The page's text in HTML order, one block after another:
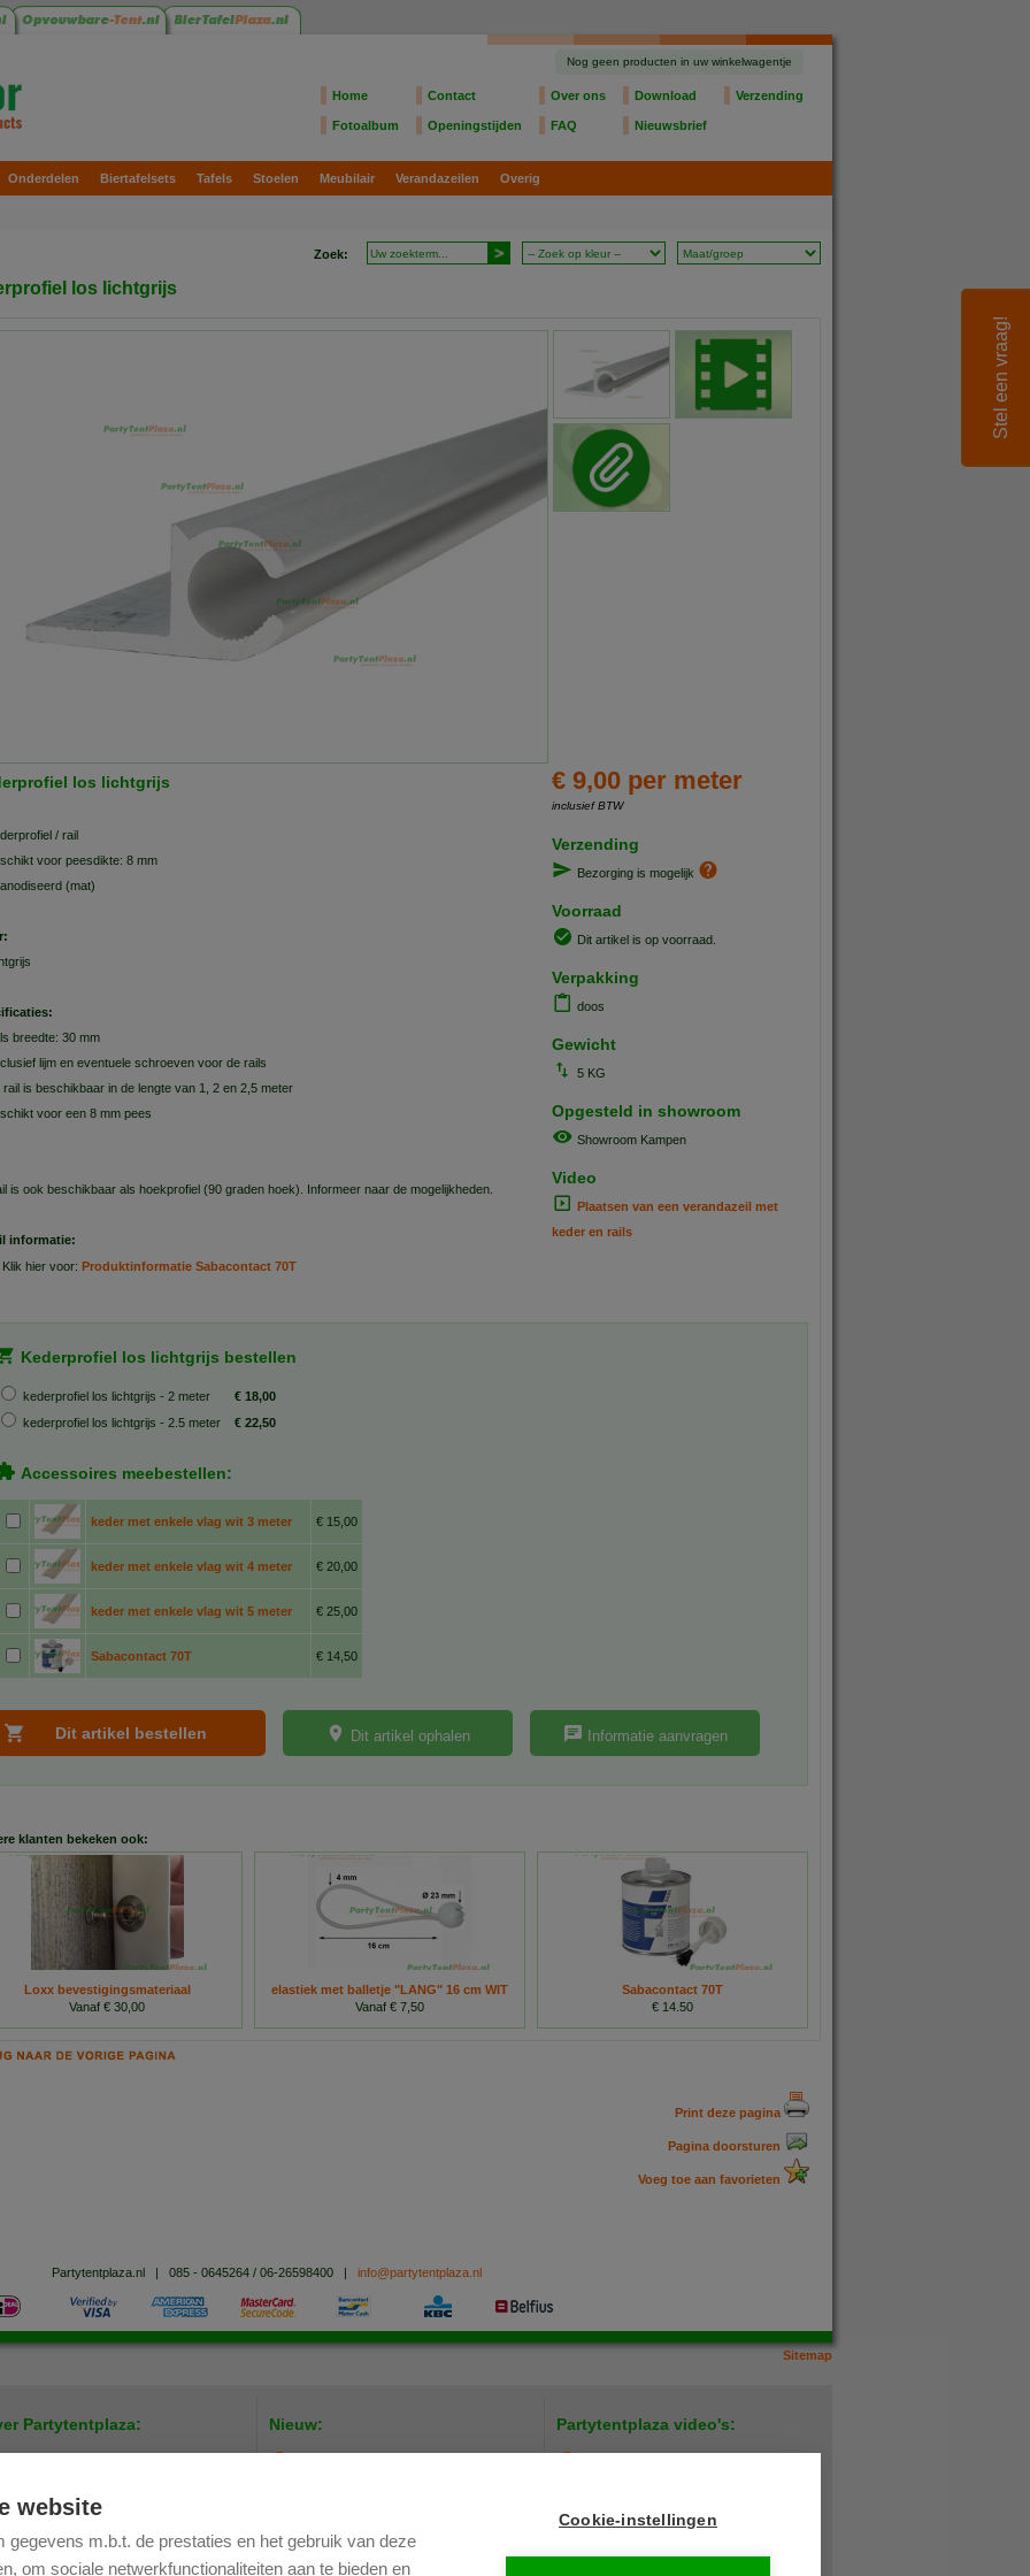
website
m.b.t. de prestaties en het gebruik van deze
om sociale netwerkfunctionaliteiten aan te bieden en
Cookie-instellingen
Nog geen producten in uw winkelwagentje
Home Contact Over ons Download Verzending
Fotoalbum Openingstijden FAQ Nieuwsbrief
Onderdelen Biertafelsets Tafels Stoelen Meubilair Verandazeilen Overig
Zoek:
los lichtgrijs
€ 9,00 per meter
inclusief BTW
Verzending
Bezorging is mogelijk
Voorraad
Dit artikel is op voorraad.
Verpakking
doos
Gewicht
5 KG
Opgesteld in showroom
Showroom Kampen
Video
Plaatsen van een verandazeil met
keder en rails
los lichtgrijs
/ rail
voor peesdikte: 8 mm
(mat)
breedte: 30 mm
lijm en eventuele schroeven voor de rails
rail is beschikbaar in de lengte van 1, 2 en 2,5 meter
voor een 8 mm pees
is ook beschikbaar als hoekprofiel (90 graden hoek). Informeer naar de mogelijkheden.
informatie:
Klik hier voor: Produktinformatie Sabacontact 70T
Kederprofiel los lichtgrijs bestellen
kederprofiel los lichtgrijs - 2 meter
€ 18,00
kederprofiel los lichtgrijs - 2.5 meter
€ 22,50
Accessoires meebestellen:
keder met enkele vlag wit 3 meter € 15,00
keder met enkele vlag wit 4 meter € 20,00
keder met enkele vlag wit 5 meter € 25,00
Sabacontact 70T € 14,50
Dit artikel ophalen Informatie aanvragen
klanten bekeken ook:
Loxx bevestigingsmateriaal
Vanaf € 30,00
elastiek met balletje "LANG" 16 cm WIT
Vanaf € 7,50
Sabacontact 70T
€ 14.50
Print deze pagina
Pagina doorsturen
Voeg toe aan favorieten
Partytentplaza.nl 085 - 0645264 / 06-26598400| info@partytentplaza.nl
Sitemap
Partytentplaza:
voordelen
betalen en bezorgen
Nieuw:
koppelbaar
Partytentplaza video's:
Stel een vraag!